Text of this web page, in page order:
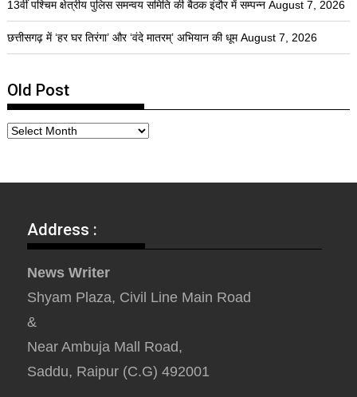
13वीं पश्चिम क्षेत्रीय पुलिस समन्वय समिति की बैठक इंदौर में सम्पन्न August 7, 2026
छत्तीसगढ़ में ‘हर घर तिरंगा’ और ‘वंदे मातरम्’ अभियान की धूम August 7, 2026
Old Post
Address :
News Writer
Shyam Plaza, Civil Line Main Road
&
Near Ambuja Mall Road,
Saddu, Raipur (C.G) 492001